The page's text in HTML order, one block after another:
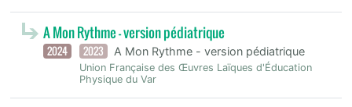
A Mon Rythme - version pédiatrique
2024 2023 A Mon Rythme - version pédiatrique
Union Française des Œuvres Laïques d'Éducation
Physique du Var